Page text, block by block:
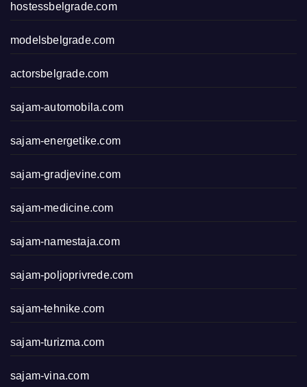
hostessbelgrade.com
modelsbelgrade.com
actorsbelgrade.com
sajam-automobila.com
sajam-energetike.com
sajam-gradjevine.com
sajam-medicine.com
sajam-namestaja.com
sajam-poljoprivrede.com
sajam-tehnike.com
sajam-turizma.com
sajam-vina.com